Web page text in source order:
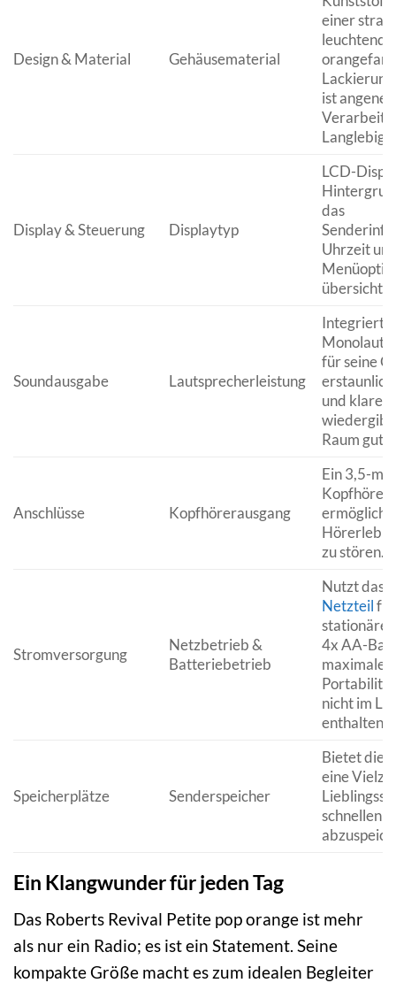
Design & Material Gehäusematerial
einer
leuchtend
ist
Display & Steuerung Displaytyp
LCD-
das
Uhrzeit
Soundausgabe Lautsprecherleistung
für seine
und klare
wiedergibt
Raum gut
Anschlüsse Kopfhörerausgang
Ein 3,5-
ermöglicht
zu stören.
Stromversorgung
Netzbetrieb &
Batteriebetrieb
Nutzt das
Netzteil
4x AA-
maximale
nicht im
enthalten).
Speicherplätze Senderspeicher
Bietet die
eine
schnellen
Ein Klangwunder für jeden Tag
Das Roberts Revival Petite pop orange ist mehr
als nur ein Radio; es ist ein Statement. Seine
kompakte Größe macht es zum idealen Begleiter